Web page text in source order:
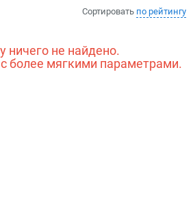
Сортировать по рейтингу
ничего не найдено.
более мягкими параметрами.